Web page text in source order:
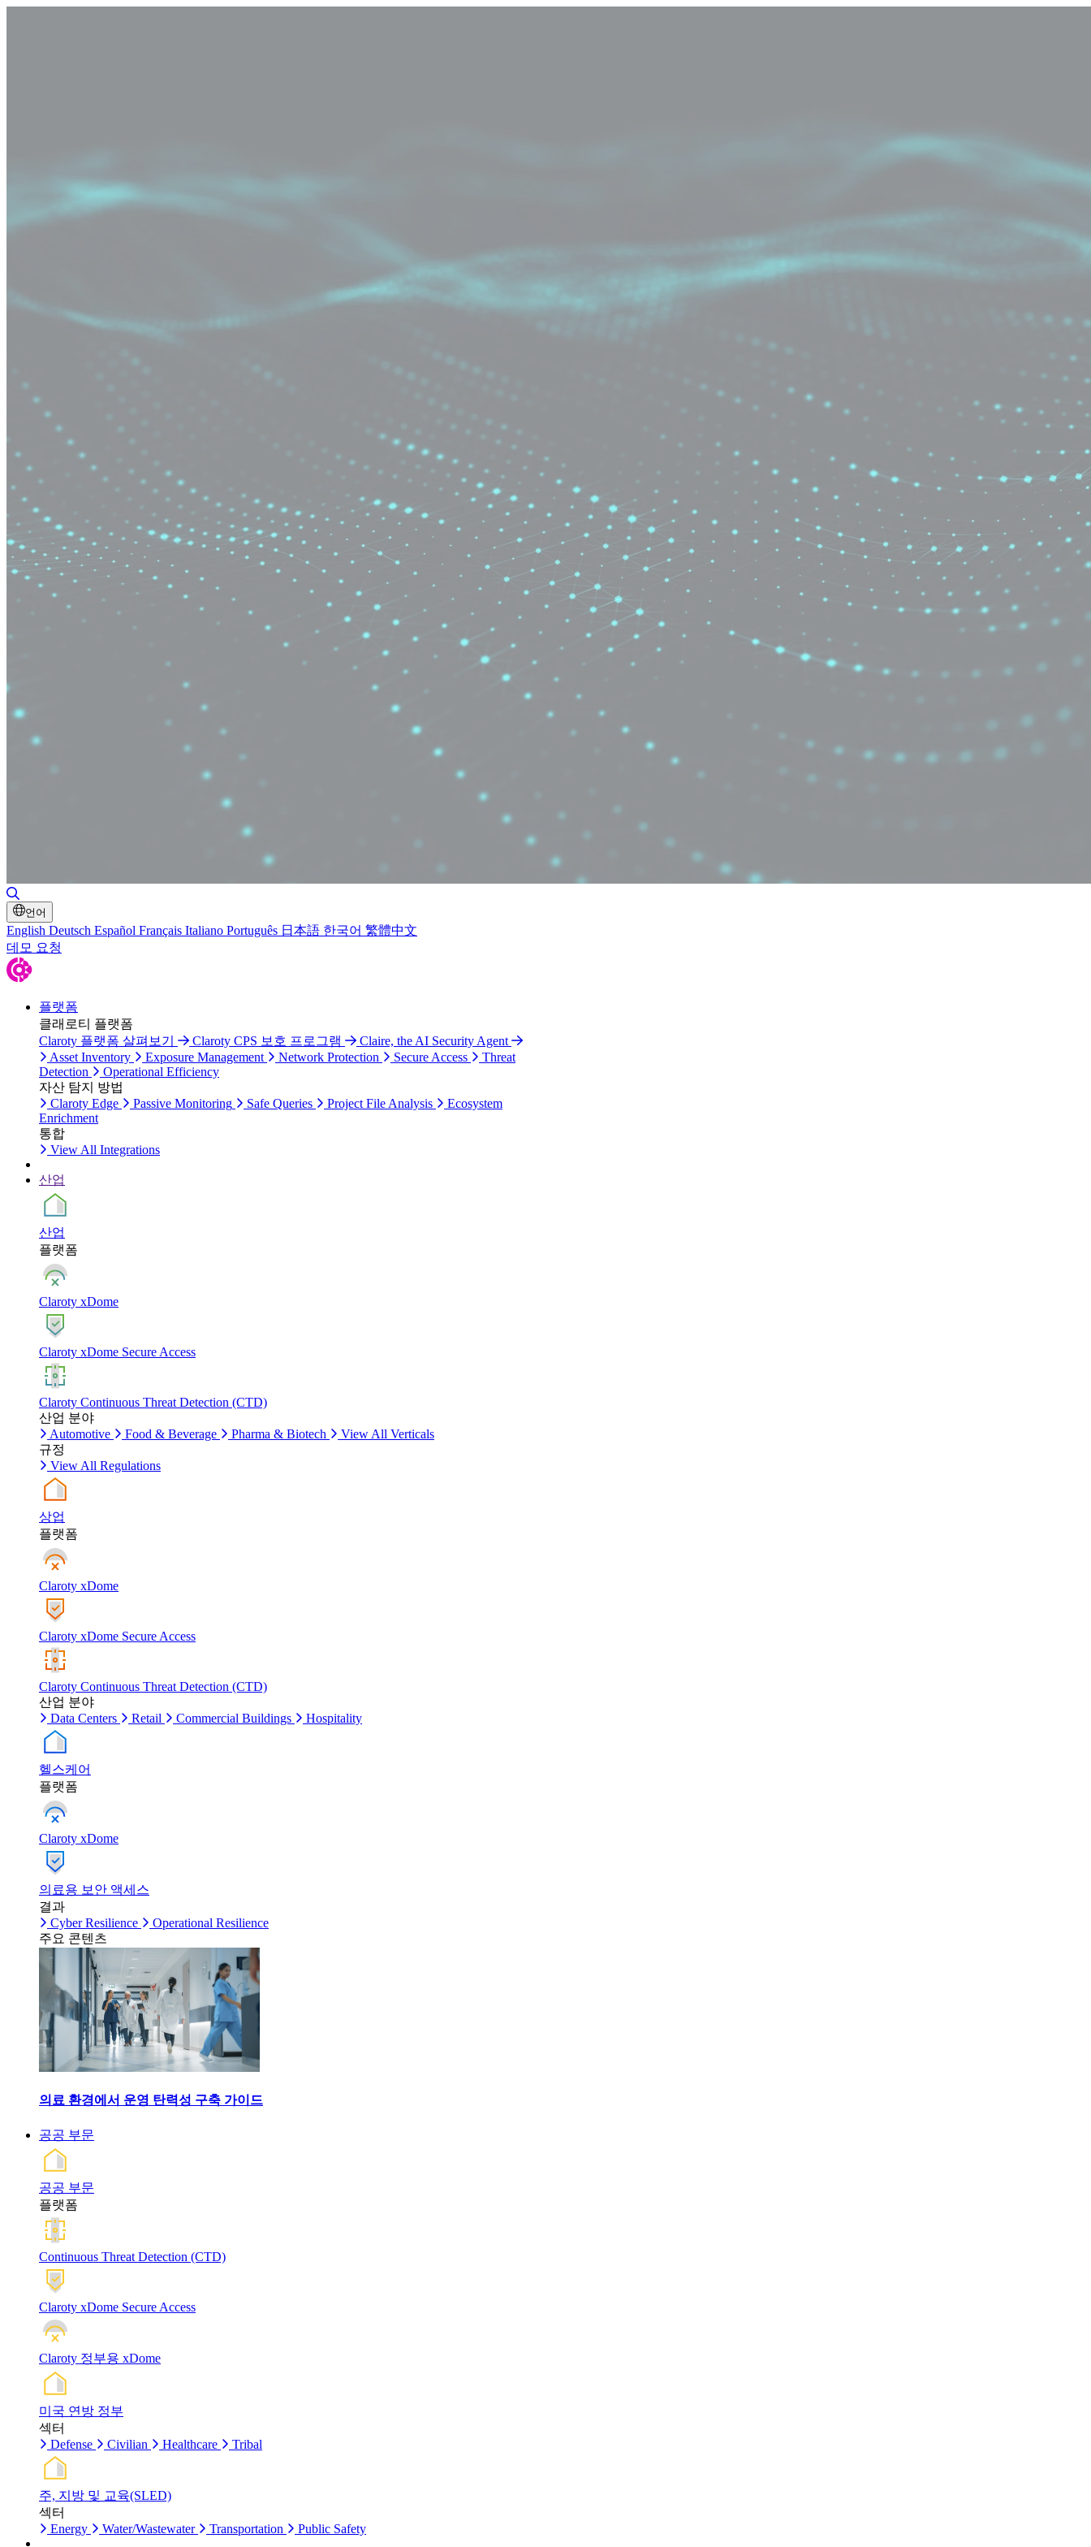
언어
English Deutsch Español Français Italiano Português 日本語 한국어 繁體中文
데모 요청
플랫폼
클래로티 플랫폼
Claroty 플랫폼 살펴보기
Claroty CPS 보호 프로그램
Claire, the AI Security Agent
Asset Inventory
Exposure Management Network Protection Secure Access
Threat
Detection
Operational Efficiency
자산 탐지 방법
Claroty Edge
Passive Monitoring Safe Queries Project File Analysis
Ecosystem
Enrichment
통합
View All Integrations
산업
산업
플랫폼
Claroty xDome
Claroty xDome Secure Access
Claroty Continuous Threat Detection (CTD)
산업 분야
Automotive
Food & Beverage Pharma & Biotech
View All Verticals
규정
View All Regulations
상업
플랫폼
Claroty xDome
Claroty xDome Secure Access
Claroty Continuous Threat Detection (CTD)
산업 분야
Data Centers
Retail Commercial Buildings Hospitality
헬스케어
플랫폼
Claroty xDome
의료용 보안 액세스
결과
Cyber Resilience
Operational Resilience
주요 콘텐츠
의료 환경에서 운영 탄력성 구축 가이드
공공 부문
공공 부문
플랫폼
Continuous Threat Detection (CTD)
Claroty xDome Secure Access
Claroty 정부용 xDome
미국 연방 정부
섹터
Defense
Civilian Healthcare Tribal
주, 지방 및 교육(SLED)
섹터
Energy
Water/Wastewater Transportation Public Safety